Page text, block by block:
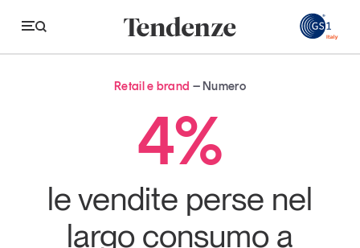
Tendenze
Economia e consumi
Innovazione
Logistica
Retail e brand
Retail e brand Numero
4%
le vendite perse nel
largo consumo a